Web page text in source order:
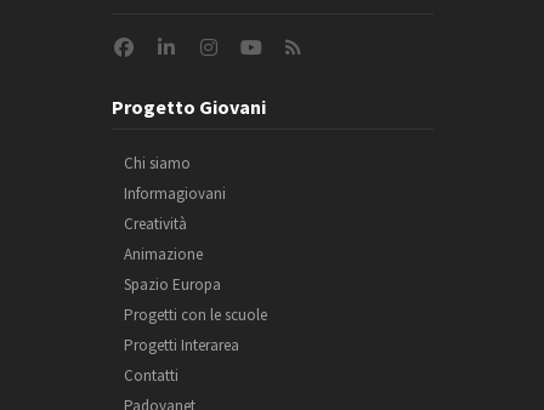
Progetto Giovani
Chi siamo
Informagiovani
Creatività
Animazione
Spazio Europa
Progetti con le scuole
Progetti Interarea
Contatti